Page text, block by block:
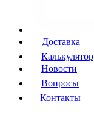
Доставка
Калькулятор
Новости
Вопросы
Контакты